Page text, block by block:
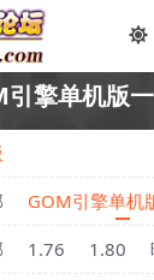
引擎单机版
GOM引擎单机
1.76 1.80